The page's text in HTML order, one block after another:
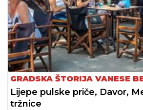
GRADSKA ŠTORIJA VANESE
Lijepe pulske priče, Davor,
tržnice